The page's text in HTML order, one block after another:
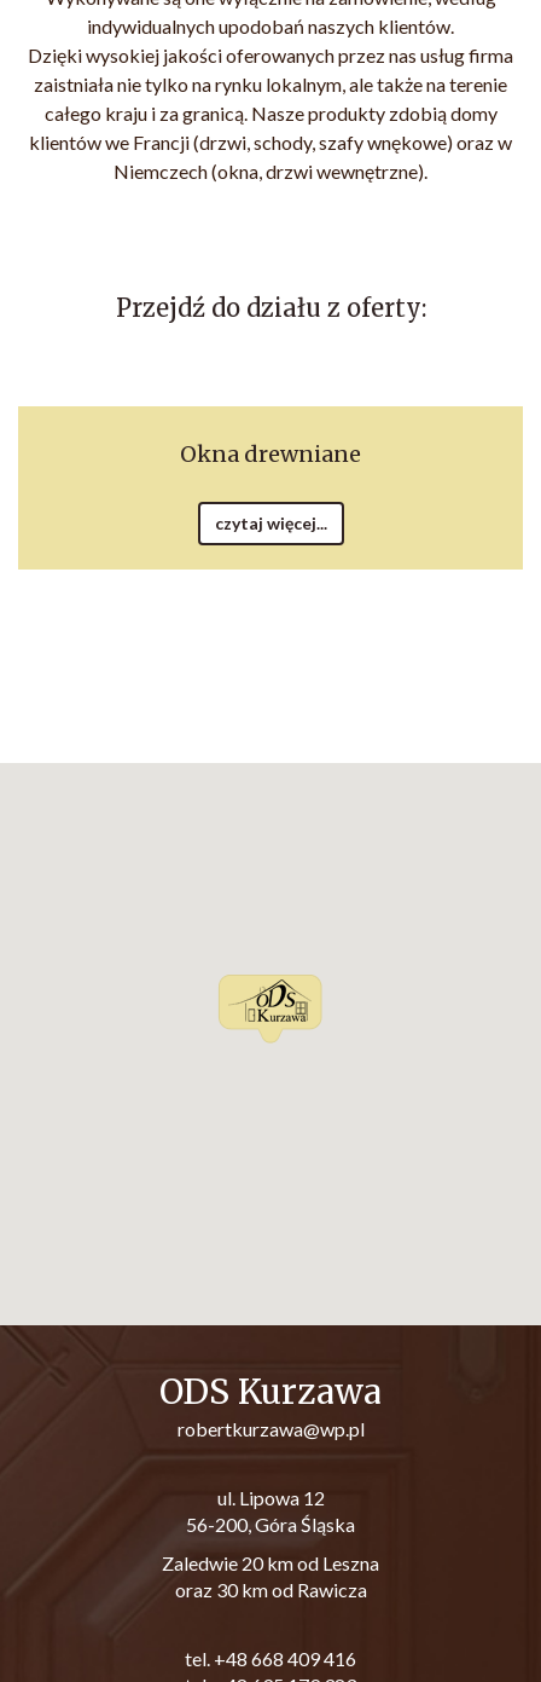
indywidualnych upodobań naszych klientów.
Dzięki wysokiej jakości oferowanych przez nas usług firma
zaistniała nie tylko na rynku lokalnym, ale także na terenie
całego kraju i za granicą. Nasze produkty zdobią domy
klientów we Francji (drzwi, schody, szafy wnękowe) oraz w
Niemczech (okna, drzwi wewnętrzne).
Przejdź do działu z oferty:
Okna drewniane
czytaj więcej...
ODS Kurzawa
robertkurzawa@wp.pl
ul. Lipowa 12
56-200, Góra Śląska
Zaledwie 20 km od Leszna
oraz 30 km od Rawicza
tel. +48 668 409 416